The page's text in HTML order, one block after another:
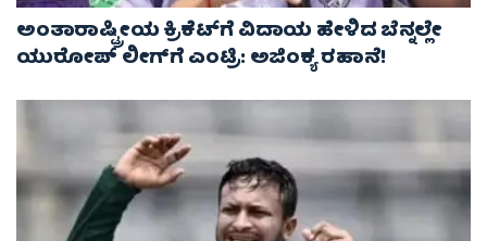
ಅಂತಾರಾಷ್ಟ್ರೀಯ ಕ್ರಿಕೆಟ್‌ಗೆ ವಿದಾಯ ಹೇಳಿದ ಬೆನ್ನಲ್ಲೇ
ಯುರೋಪ್ ಲೀಗ್‌ಗೆ ಎಂಟ್ರಿ: ಅಜಿಂಕ್ಯ ರಹಾನೆ!